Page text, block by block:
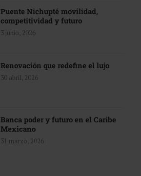
Puente Nichupté movilidad,
competitividad y futuro
3 junio, 2026
Renovación que redefine el lujo
30 abril, 2026
Banca poder y futuro en el Caribe
Mexicano
31 marzo, 2026